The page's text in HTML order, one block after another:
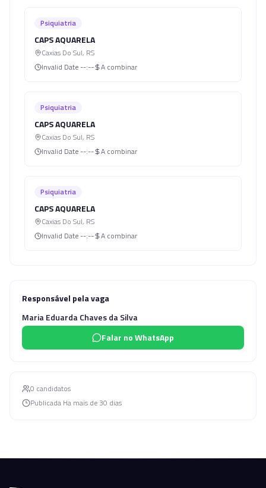
Psiquiatria
CAPS AQUARELA
Caxias Do Sul, RS
Invalid Date --:-- A combinar
Psiquiatria
CAPS AQUARELA
Caxias Do Sul, RS
Invalid Date --:-- A combinar
Psiquiatria
CAPS AQUARELA
Caxias Do Sul, RS
Invalid Date --:-- A combinar
Responsável pela vaga
Maria Eduarda Chaves da Silva
Falar no WhatsApp
0 candidatos
Publicada Ha mais de 30 dias